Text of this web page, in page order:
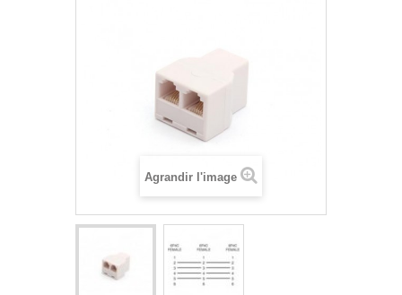
Agrandir l'image